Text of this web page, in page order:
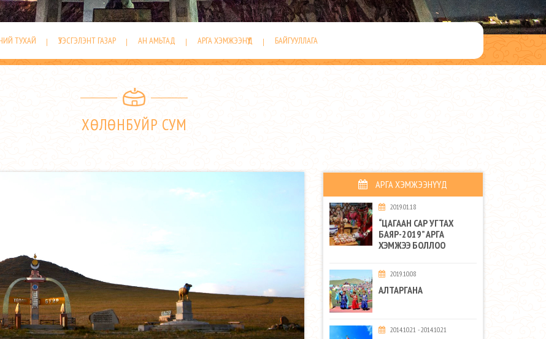
ТУХАЙ ҮЗЭСГЭЛЭНТ ГАЗАР АН АМЬТАД АРГА ХЭМЖЭЭНҮҮД БАЙГУУЛЛАГА
ХӨЛӨНБУЙР СУМ
АРГА ХЭМЖЭЭНҮҮД
2019.01.18
“ЦАГААН САР УГТАХ
БАЯР-2019” АРГА
ХЭМЖЭЭ БОЛЛОО
2019.10.08
АЛТАРГАНА
2014.10.21 - 2014.10.21